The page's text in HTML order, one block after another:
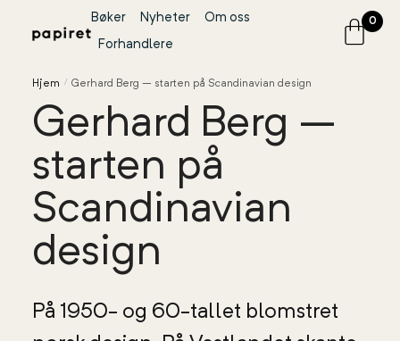
Bøker Nyheter
Om oss
Forhandlere
0
Hjem / Gerhard Berg – starten på Scandinavian design
Gerhard Berg –
starten på
Scandinavian
design
På 1950- og 60-tallet blomstret